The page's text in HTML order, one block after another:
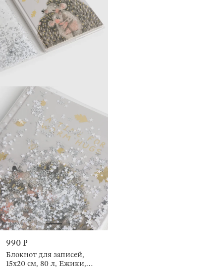
990 ₽
Блокнот для записей,
15х20 см, 80 л, Ежики,